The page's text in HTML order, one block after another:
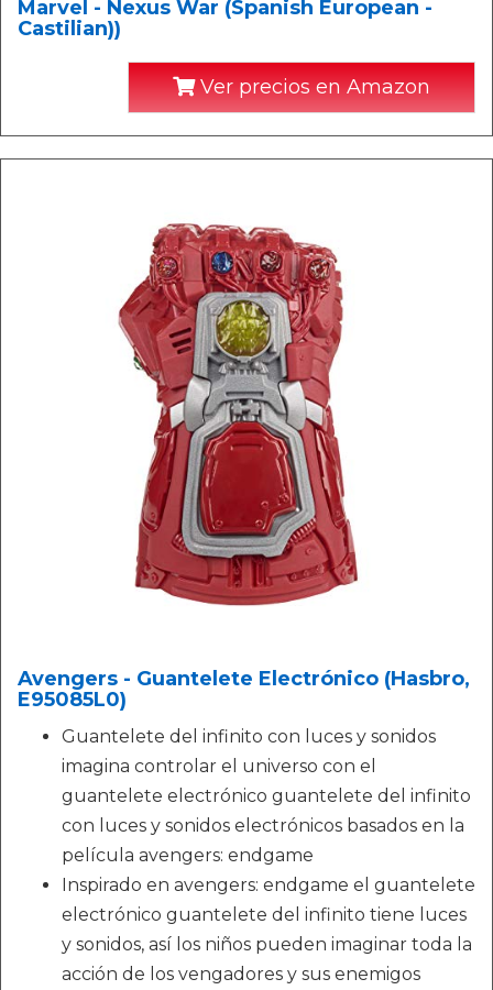
Marvel - Nexus War (Spanish European -
Castilian))
Ver precios en Amazon
Avengers - Guantelete Electrónico (Hasbro,
E95085L0)
Guantelete del infinito con luces y sonidos
imagina controlar el universo con el
guantelete electrónico guantelete del infinito
con luces y sonidos electrónicos basados en la
película avengers: endgame
Inspirado en avengers: endgame el guantelete
electrónico guantelete del infinito tiene luces
y sonidos, así los niños pueden imaginar toda la
acción de los vengadores y sus enemigos